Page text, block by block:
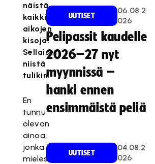
näistä
kaikkien
aikojen
kisoja.
Sellaiset
niistä
tulikin.
En
tunnu
olevan
ainoa,
jonka
mielestä
UUTISET
06.08.2
026
Pelipassit kaudelle
2026–27 nyt
myynnissä –
hanki ennen
ensimmäistä peliä
UUTISET
04.08.2
026